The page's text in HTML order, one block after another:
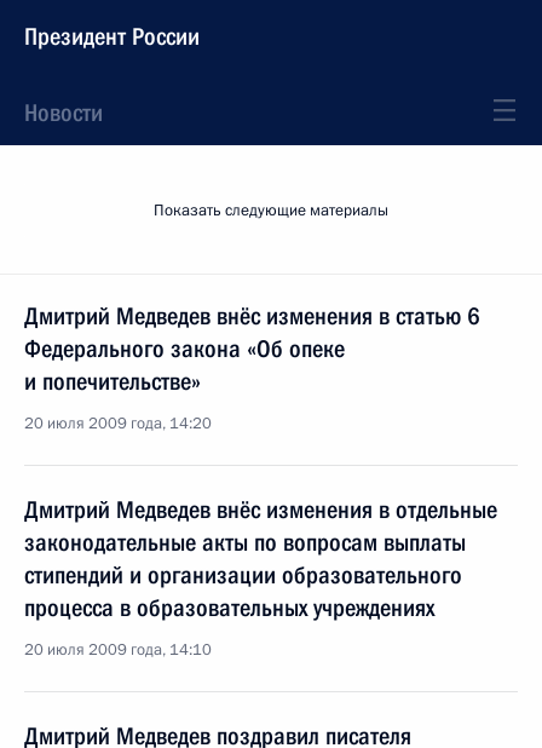
Президент России
Новости
Показать следующие материалы
Дмитрий Медведев внёс изменения в статью 6
Федерального закона «Об опеке
и попечительстве»
20 июля 2009 года, 14:20
Дмитрий Медведев внёс изменения в отдельные
законодательные акты по вопросам выплаты
стипендий и организации образовательного
процесса в образовательных учреждениях
20 июля 2009 года, 14:10
Дмитрий Медведев поздравил писателя